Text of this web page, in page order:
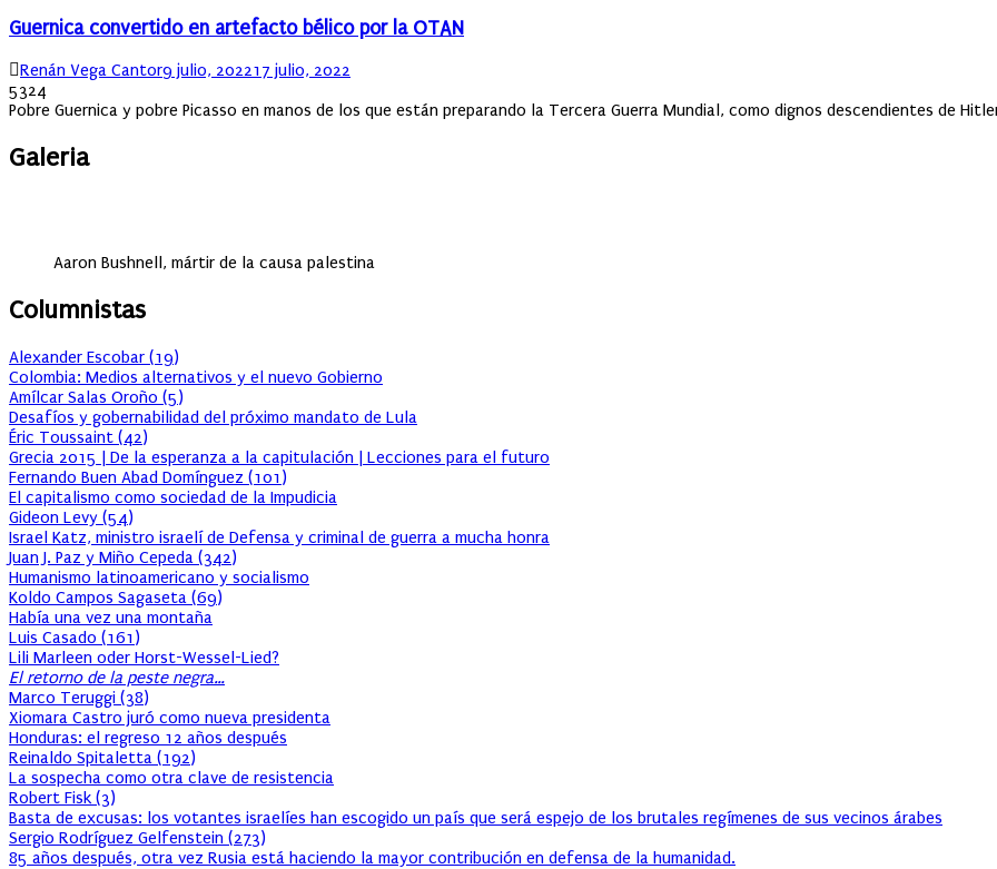
Guernica convertido en artefacto bélico por la OTAN
Author
Renán Vega CantorPosted
9 julio, 202217 julio, 2022
5324
Pobre Guernica y pobre Picasso en manos de los que están preparando la Tercera Guerra Mundial, como dignos descendientes de
Galeria
Aaron Bushnell, mártir de la causa palestina
Columnistas
Alexander Escobar (19)
Colombia: Medios alternativos y el nuevo Gobierno
Amílcar Salas Oroño (5)
Desafíos y gobernabilidad del próximo mandato de Lula
Éric Toussaint (42)
Grecia 2015 | De la esperanza a la capitulación | Lecciones para el futuro
Fernando Buen Abad Domínguez (101)
El capitalismo como sociedad de la Impudicia
Gideon Levy (54)
Israel Katz, ministro israelí de Defensa y criminal de guerra a mucha honra
Juan J. Paz y Miño Cepeda (342)
Humanismo latinoamericano y socialismo
Koldo Campos Sagaseta (69)
Había una vez una montaña
Luis Casado (161)
Lili Marleen oder Horst-Wessel-Lied?
El retorno de la peste negra…
Marco Teruggi (38)
Xiomara Castro juró como nueva presidenta
Honduras: el regreso 12 años después
Reinaldo Spitaletta (192)
La sospecha como otra clave de resistencia
Robert Fisk (3)
Basta de excusas: los votantes israelíes han escogido un país que será espejo de los brutales regímenes de sus vecinos árabes
Sergio Rodríguez Gelfenstein (273)
85 años después, otra vez Rusia está haciendo la mayor contribución en defensa de la humanidad.